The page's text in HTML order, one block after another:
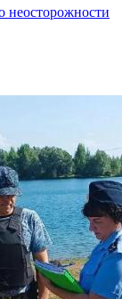
неосторожности